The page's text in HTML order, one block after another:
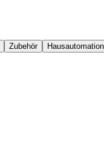
Zubehör Hausautomation